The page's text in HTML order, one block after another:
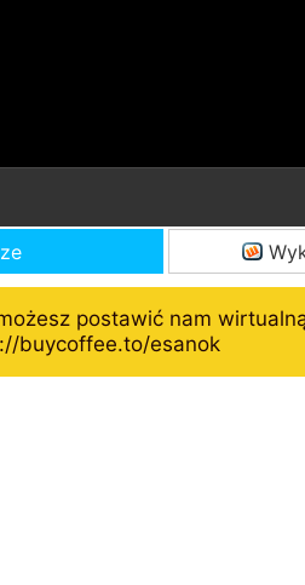
postawić nam
buycoffee.to/esanok